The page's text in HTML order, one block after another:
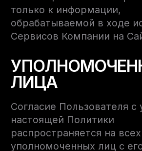
только к информации,
обрабатываемой в ходе
Сервисов Компании на
ЛИЦА
Согласие Пользователя с
настоящей Политики
распространяется на всех
уполномоченных лиц с